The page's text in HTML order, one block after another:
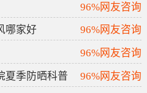
96%网友咨询
哪家好
96%网友咨询
96%网友咨询
夏季防晒科普
96%网友咨询